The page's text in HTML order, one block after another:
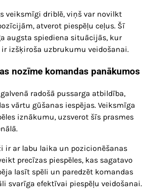
veiksmīgi driblē, viņš var novilkt
atverot piespēļu ceļus. Šī
augsta spiediena situācijās, kur
ir izšķiroša uzbrukumu veidošanai.
nozīme komandas panākumos
radošā pussarga atbildība,
vārtu gūšanas iespējas. Veiksmīga
iznākumu, uzsverot šīs prasmes
ir ar labu laika un pozicionēšanas
precīzas piespēles, kas sagatavo
lasīt spēli un paredzēt komandas
svarīga efektīvai piespēļu veidošanai.